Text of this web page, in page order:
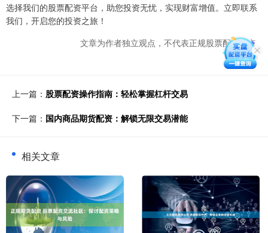
选择我们的股票配资平台，助您投资无忧，实现财富增值。立即联系
我们，开启您的投资之旅！
文章为作者独立观点，不代表正规股票配资观点
上一篇： 股票配资操作指南：轻松掌握杠杆交易
下一篇： 国内商品期货配资：解锁无限交易潜能
相关文章